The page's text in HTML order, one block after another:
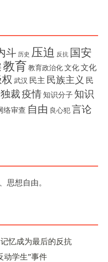
斗 历史 压迫 反抗 国安
教育 教育政治化文化文化
武汉 民主 民族主义 民
独裁疫情知识分子 知识
络审查 自由 良心犯言论
思想自由。
忆成为最后的反抗
动学生”事件